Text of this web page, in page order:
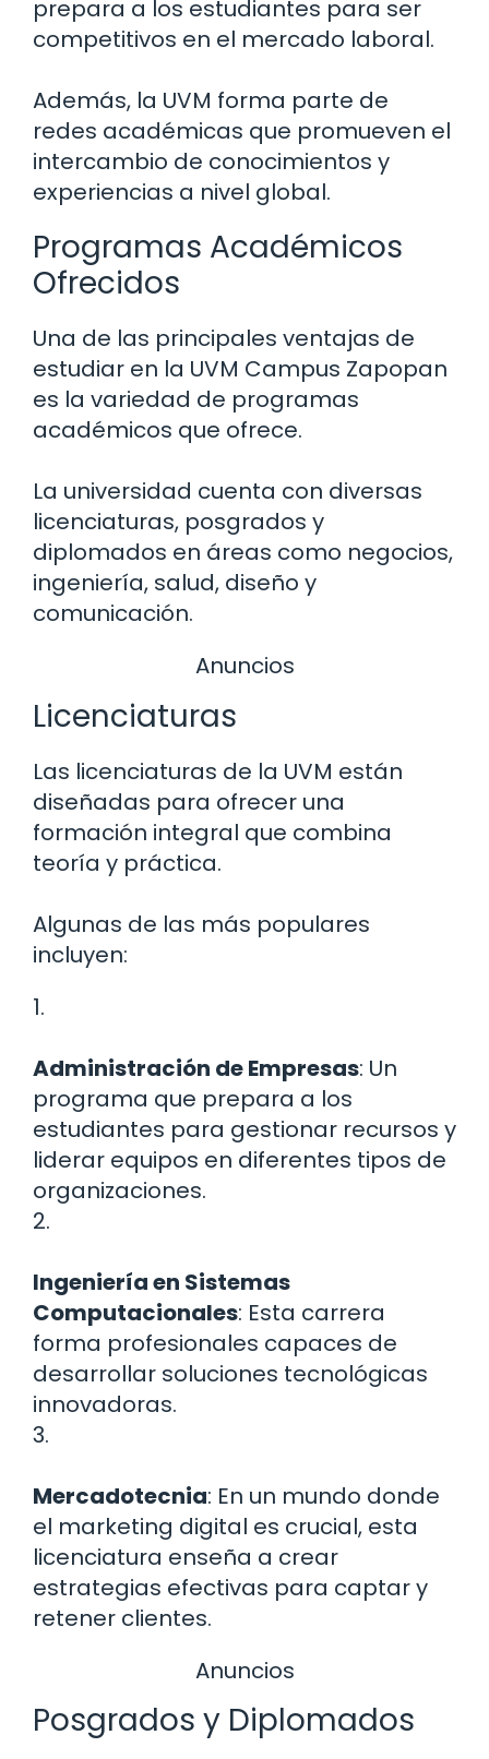
prepara a los estudiantes para ser
competitivos en el mercado laboral.
Además, la UVM forma parte de
redes académicas que promueven el
intercambio de conocimientos y
experiencias a nivel global.
Programas Académicos
Ofrecidos
Una de las principales ventajas de
estudiar en la UVM Campus Zapopan
es la variedad de programas
académicos que ofrece.
La universidad cuenta con diversas
licenciaturas, posgrados y
diplomados en áreas como negocios,
ingeniería, salud, diseño y
comunicación.
Anuncios
Licenciaturas
Las licenciaturas de la UVM están
diseñadas para ofrecer una
formación integral que combina
teoría y práctica.
Algunas de las más populares
incluyen:
1.
Administración de Empresas: Un
programa que prepara a los
estudiantes para gestionar recursos y
liderar equipos en diferentes tipos de
organizaciones.
2.
Ingeniería en Sistemas
Computacionales: Esta carrera
forma profesionales capaces de
desarrollar soluciones tecnológicas
innovadoras.
3.
Mercadotecnia: En un mundo donde
el marketing digital es crucial, esta
licenciatura enseña a crear
estrategias efectivas para captar y
retener clientes.
Anuncios
Posgrados y Diplomados